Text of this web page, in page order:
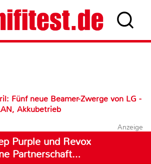
Fünf neue Beamer-Zwerge von LG -
Akkubetrieb
Anzeige
Purple und Revox
Partnerschaft…